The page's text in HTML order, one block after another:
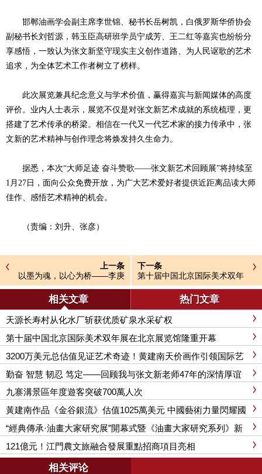
邯郸油画学会副主席李世锦、秘书长岳树凯，白俄罗斯华侨协会
副秘书长刘哲源，韩玉臣高研班学员宁成芳、王二红等嘉宾也纷纷分
享感悟，一致认为张文新坚守现实主义创作道路、为人民讴歌的艺术
追求，为全体艺术工作者树立了榜样。
此次展览兼具纪念意义与学术价值，赢得嘉宾与新闻媒体的高度
评价。业内人士表示，展览不仅是对张文新艺术成就的系统梳理，更
搭建了艺术传承的桥梁。相信在一代又一代艺术家的接力传承中，张
文新的艺术精神与创作理念将焕发持久生命力。
据悉，本次“大师足迹 奋斗赞歌——张文新艺术回顾展”将持续至
1月27日，面向公众免费开放，为广大艺术爱好者提供近距离品读大师
佳作、感悟艺术精神的机会。
（责编：刘升、张彦）
上一条
以墨为魂，以心为桥——李庚
的艺术人生与时代担当
下一条
第十届中国北京国际美术双年
展在北京展览馆隆重开幕
相关文章 热门文章
天源长寿村从化水厂斩获优质矿泉水采矿权
第十届中国北京国际美术双年展在北京展览馆隆重开幕
3200万美元总估值见证艺术奇迹！黄建南天价画作引领国际艺
术变革
勤奋 智慧 韧忍 笃定——回顾我与张文新老师47年的深情厚谊
九寨溝景區年度遊客突破700萬人次
黃建南作品《金谷銀流》估值1025萬美元 中國藝術力量閃耀國
際舞台
“經典傳承·油畫大家研究展”開幕式暨《油畫大家研究系列》新
書發布會在京舉行
121億元！江門農文旅融合發展重點招商項目亮相
相关评论